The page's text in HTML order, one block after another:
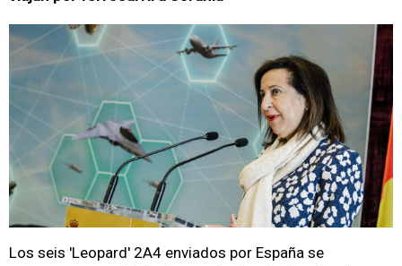
Los seis 'Leopard' 2A4 enviados por España se